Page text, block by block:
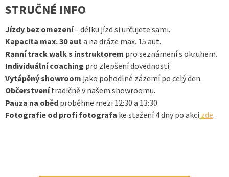
STRUČNÉ INFO
Jízdy bez omezení– délku jízd si určujete sami.
Kapacita max. 30 auta na dráze max. 15 aut.
Ranní track walk s instruktorem pro seznámení s okruhem.
Individuální coaching pro zlepšení dovedností.
Vytápěný showroom jako pohodlné zázemí po celý den.
Občerstvenítradičně v našem showroomu.
Pauza na oběd proběhne mezi 12:30 a 13:30.
Fotografie od profi fotografa ke stažení 4 dny po akci zde.